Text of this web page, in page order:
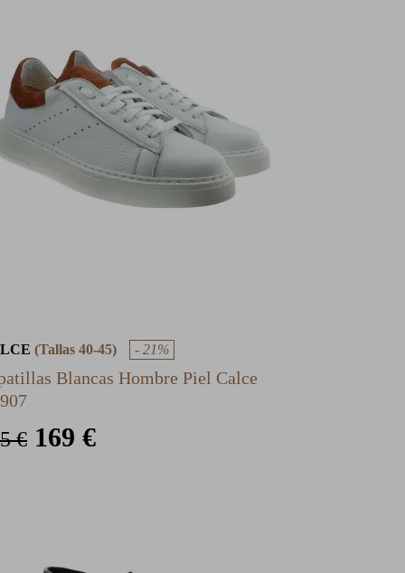
(Tallas 40-45) - 21%
Blancas Hombre Piel Calce
€ 169 €